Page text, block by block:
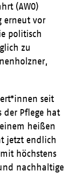
(AWO)
erneut vor
politisch
zu
seit
der Pflege hat
heißen
jetzt endlich
höchstens
nachhaltige